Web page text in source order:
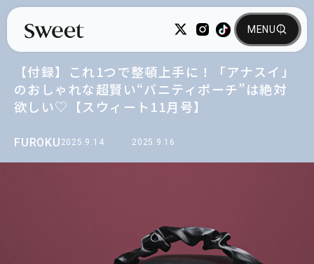
FUROKU 2025.9.14 2025.9.16
【付録】これ1つで整頓上手に！「アナスイ」
のおしゃれな超賢い“バニティポーチ”は絶対
欲しい♡【スウィート11月号】